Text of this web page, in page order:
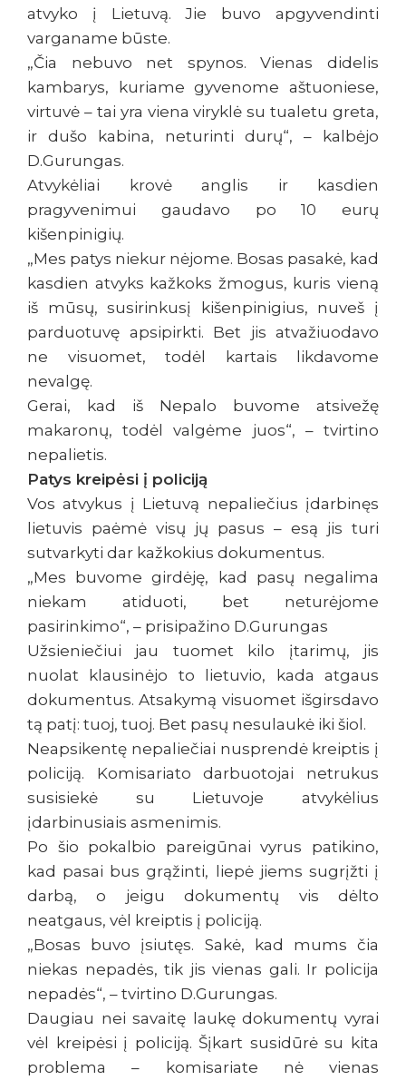
atvyko į Lietuvą. Jie buvo apgyvendinti
varganame būste.
„Čia nebuvo net spynos. Vienas didelis
kambarys, kuriame gyvenome aštuoniese,
virtuvė – tai yra viena viryklė su tualetu greta,
ir dušo kabina, neturinti durų“, – kalbėjo
D.Gurungas.
Atvykėliai krovė anglis ir kasdien
pragyvenimui gaudavo po 10 eurų
kišenpinigių.
„Mes patys niekur nėjome. Bosas pasakė, kad
kasdien atvyks kažkoks žmogus, kuris vieną
iš mūsų, susirinkusį kišenpinigius, nuveš į
parduotuvę apsipirkti. Bet jis atvažiuodavo
ne visuomet, todėl kartais likdavome
nevalgę.
Gerai, kad iš Nepalo buvome atsivežę
makaronų, todėl valgėme juos“, – tvirtino
nepalietis.
Patys kreipėsi į policiją
Vos atvykus į Lietuvą nepaliečius įdarbinęs
lietuvis paėmė visų jų pasus – esą jis turi
sutvarkyti dar kažkokius dokumentus.
„Mes buvome girdėję, kad pasų negalima
niekam atiduoti, bet neturėjome
pasirinkimo“, – prisipažino D.Gurungas
Užsieniečiui jau tuomet kilo įtarimų, jis
nuolat klausinėjo to lietuvio, kada atgaus
dokumentus. Atsakymą visuomet išgirsdavo
tą patį: tuoj, tuoj. Bet pasų nesulaukė iki šiol.
Neapsikentę nepaliečiai nusprendė kreiptis į
policiją. Komisariato darbuotojai netrukus
susisiekė su Lietuvoje atvykėlius
įdarbinusiais asmenimis.
Po šio pokalbio pareigūnai vyrus patikino,
kad pasai bus grąžinti, liepė jiems sugrįžti į
darbą, o jeigu dokumentų vis dėlto
neatgaus, vėl kreiptis į policiją.
„Bosas buvo įsiutęs. Sakė, kad mums čia
niekas nepadės, tik jis vienas gali. Ir policija
nepadės“, – tvirtino D.Gurungas.
Daugiau nei savaitę laukę dokumentų vyrai
vėl kreipėsi į policiją. Šįkart susidūrė su kita
problema – komisariate nė vienas